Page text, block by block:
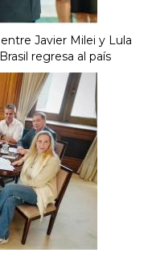
Javier Milei y Lula
regresa al país